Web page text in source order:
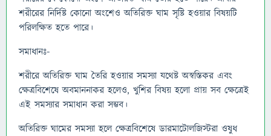
শরীরের নির্দিষ্ট কোনো অংশেও অতিরিক্ত ঘাম সৃষ্টি হওয়ার বিষয়টি
পরিলক্ষিত হতে পারে।
সমাধানঃ-
শরীরে অতিরিক্ত ঘাম তৈরি হওয়ার সমস্যা যথেষ্ট অস্বস্তিকর এবং
ক্ষেত্রবিশেষে অবমাননাকর হলেও, খুশির বিষয় হলো প্রায় সব ক্ষেত্রেই
এই সমস্যার সমাধান করা সম্ভব।
অতিরিক্ত ঘামের সমস্যা হলে ক্ষেত্রবিশেষে ডারমাটোলজিস্টরা ওষুধ